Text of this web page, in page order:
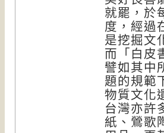
就罷，於
度，經過
是挖掘文
而「白皮
譬如其中
題的規範
物質文化
台灣亦許
紙、鶯歌